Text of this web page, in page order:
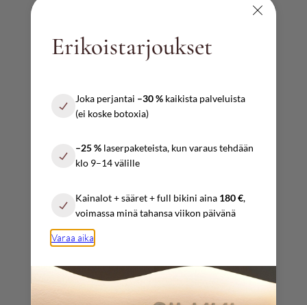
Erikoistarjoukset
Joka perjantai –30 %kaikista palveluista
(ei koske botoxia)
–25 % laserpaketeista, kun varaus tehdään
klo 9–14 välille
Kainalot + sääret + full bikini aina 180 €,
voimassa minä tahansa viikon päivänä
Varaa aika
AUKIOLOAJAT
10:00 – 17:00
10:00 – 17:00
Sopimuksen mukaan
info@silkkilaserclinic.fi